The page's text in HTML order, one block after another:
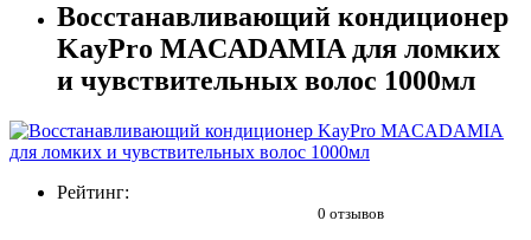
Восстанавливающий кондиционер
KayPro MACADAMIA для ломких
и чувствительных волос 1000мл
Рейтинг:
0 отзывов